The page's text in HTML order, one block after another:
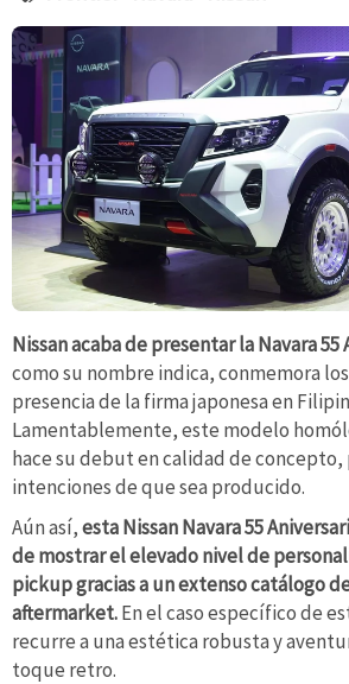
Nissan acaba de presentar la Navara 55
como su nombre indica, conmemora los
presencia de la firma japonesa en
Lamentablemente, este modelo
hace su debut en calidad de concepto,
intenciones de que sea producido.
Aún así,esta Nissan Navara 55
de mostrar el elevado nivel de
pickup gracias a un extenso catálogo
aftermarket.En el caso específico de
recurre a una estética robusta y
toque retro.